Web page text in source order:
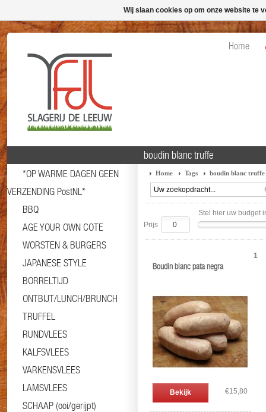
Home
*OP WARME DAGEN GEEN
VERZENDING PostNL*
BBQ
AGE YOUR OWN COTE
WORSTEN & BURGERS
JAPANESE STYLE
BORRELTIJD
ONTBIJT/LUNCH/BRUNCH
TRUFFEL
RUNDVLEES
KALFSVLEES
VARKENSVLEES
LAMSVLEES
SCHAAP (ooi/gerijpt)
boudin blanc truffe
Home Tags boudin blanc truffe
Stel hier uw budget
Prijs
Boudin blanc pata negra
Bekijk €15,80
1
Wij slaan cookies op om onze website te